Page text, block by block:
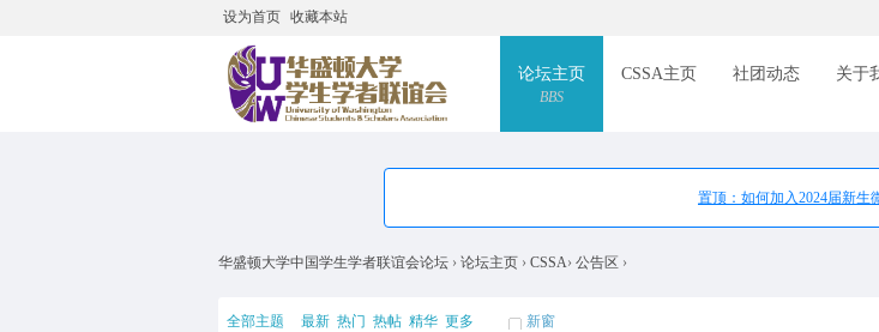
设为首页 收藏本站
论坛主页
BBS
CSSA主页 社团动态 关于
置顶：如何加入2024届新生
华盛顿大学中国学生学者联谊会论坛 › 论坛主页 › CSSA› 公告区 ›
全部主题 最新 热门 热帖 精华 更多 新窗